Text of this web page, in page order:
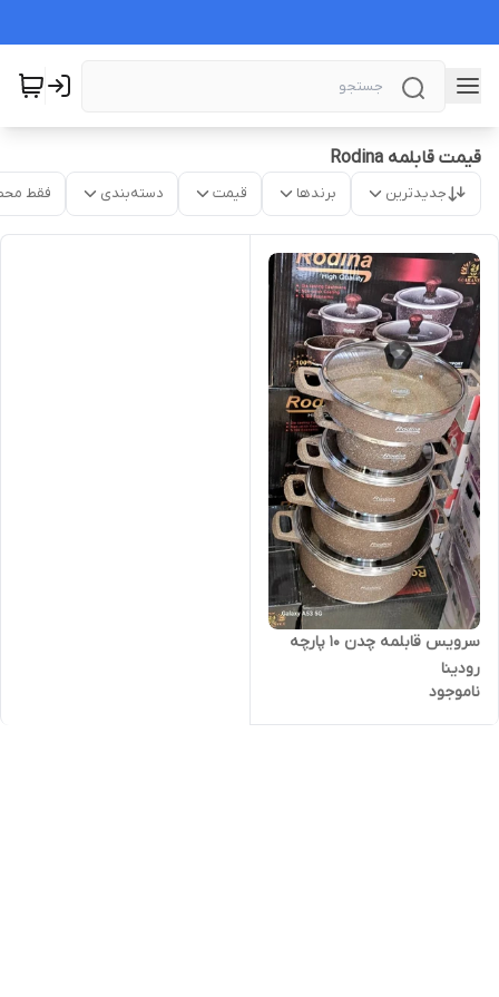
قیمت قابلمه Rodina
جدیدترین برندها قیمت دسته‌بندی فقط
سرویس قابلمه چدن ۱۰ پارچه
رودینا
ناموجود